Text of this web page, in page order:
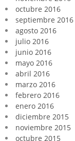
octubre 2016
septiembre 2016
agosto 2016
julio 2016
junio 2016
mayo 2016
abril 2016
marzo 2016
febrero 2016
enero 2016
diciembre 2015
noviembre 2015
octubre 2015